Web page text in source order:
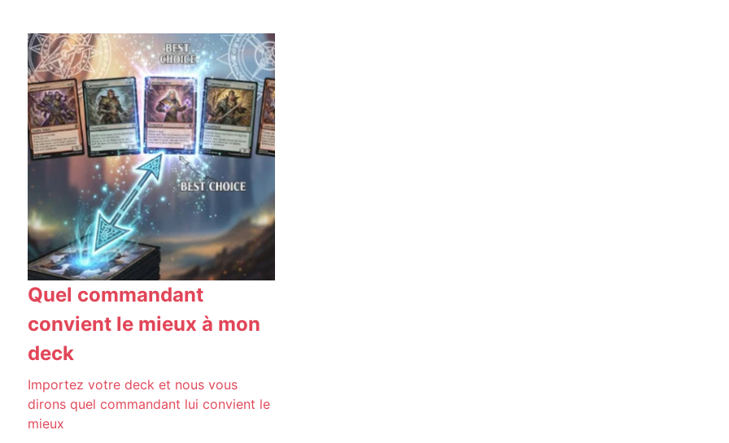
Quel commandant
convient le mieux à mon
deck
Importez votre deck et nous vous
dirons quel commandant lui convient le
mieux